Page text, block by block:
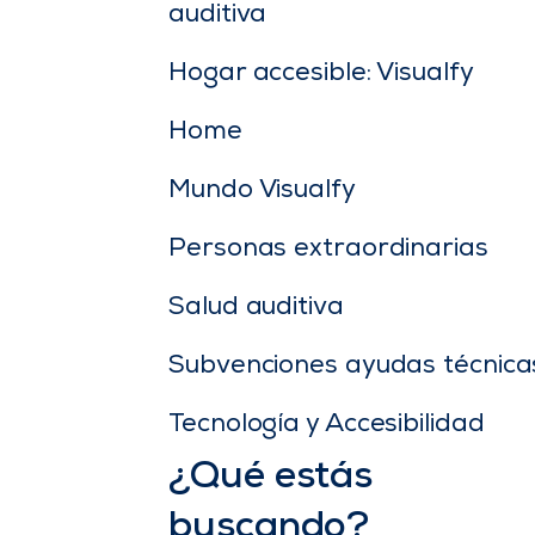
auditiva
Hogar accesible: Visualfy
Home
Mundo Visualfy
Personas extraordinarias
Salud auditiva
Subvenciones ayudas
Tecnología y Accesibilidad
¿Qué estás